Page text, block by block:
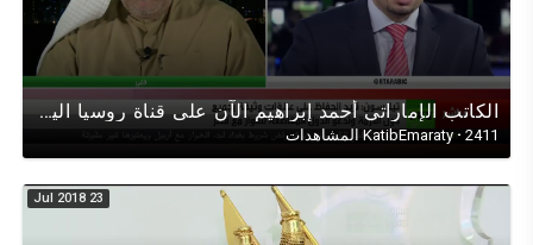
الكاتب الإماراتي أحمد إبراهيم الآن على قناة روسيا اليوم حول زيارة ريكس تليرسون للمنطقة قطروالخليج
KatibEmaraty · 2411 المشاهدات
23 Jul 2018